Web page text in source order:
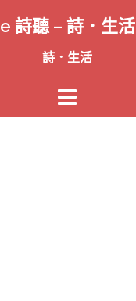
e 詩聽 – 詩．生活
詩．生活